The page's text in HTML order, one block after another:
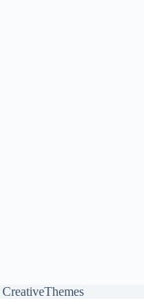
CreativeThemes